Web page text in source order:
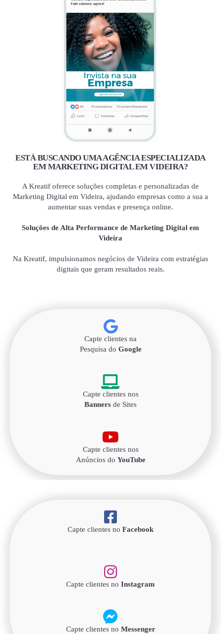
ESTÁ BUSCANDO UMA AGÊNCIA ESPECIALIZADA
EM MARKETING DIGITAL EM VIDEIRA?
A Kreatif oferece soluções completas e personalizadas de
Marketing Digital em Videira, ajudando empresas como a sua a
aumentar suas vendas e presença online.
Soluções de Alta Performance de Marketing Digital em
Videira
Na Kreatif, impulsionamos negócios de Videira com estratégias
digitais que geram resultados reais.
Capte clientes na
Pesquisa do Google
Capte clientes nos
Banners de Sites
Capte clientes nos
Anúncios do YouTube
Capte clientes no Facebook
Capte clientes no Instagram
Capte clientes no Messenger